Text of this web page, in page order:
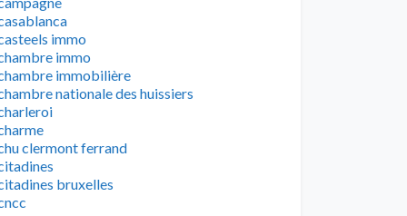
immo
immo
immobilière
nationale des huissiers
clermont ferrand
bruxelles